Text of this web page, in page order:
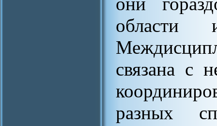
области
связана с
разных